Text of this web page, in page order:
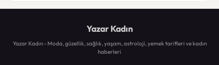
Yazar Kadın
Yazar Kadın - Moda, güzellik, sağlık, yaşam, astroloji, yemek tarifleri ve kadın
haberleri